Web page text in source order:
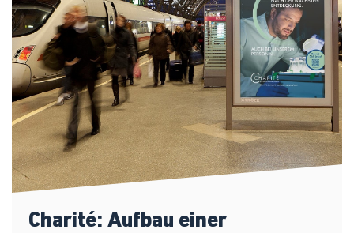
Charité: Aufbau einer